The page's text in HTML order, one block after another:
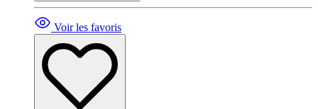
Voir les favoris